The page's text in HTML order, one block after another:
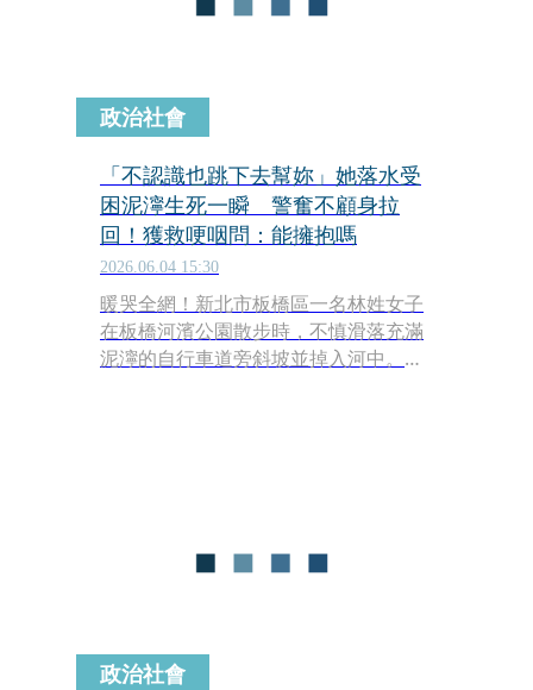
政治社會
「不認識也跳下去幫妳」她落水受
困泥濘生死一瞬 警奮不顧身拉
回！獲救哽咽問：能擁抱嗎
2026.06.04 15:30
暖哭全網！新北市板橋區一名林姓女子
在板橋河濱公園散步時，不慎滑落充滿
泥濘的自行車道旁斜坡並掉入河中。轄
政治社會